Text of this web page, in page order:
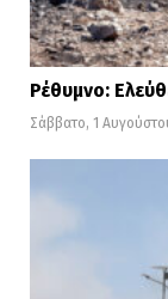
Ρέθυμνο:
Σάββατο, 1